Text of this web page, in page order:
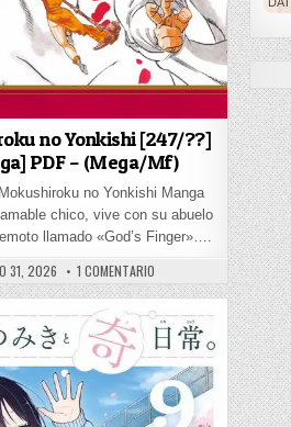
no Yonkishi [247/??]
PDF – (Mega/Mf)
no Yonkishi Manga
chico, vive con su abuelo
llamado «God’s Finger»….
DATE:
31, 2026 1 COMENTARIOEN MOKUSHIROKU NO
HUNTER, KAMI GE NI IDOMAN TO SU [275/??]